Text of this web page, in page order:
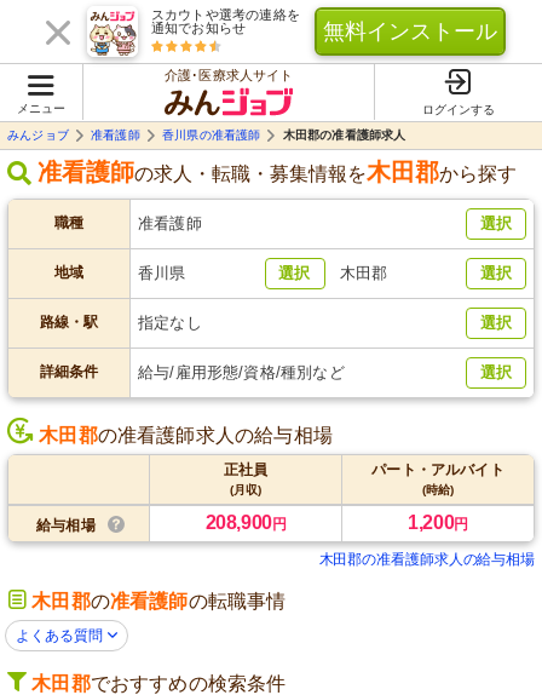
スカウトや選考の連絡を
通知でお知らせ
無料インストール
メニュー
介護･医療求人サイト
ログインする
みんジョブ
准看護師 香川県の准看護師 木田郡の准看護師求人
准看護師の求人・転職・募集情報を木田郡から探す
職種 准看護師 選択
地域 香川県 選択 木田郡 選択
路線・駅 指定なし 選択
詳細条件 給与/雇用形態/資格/種別など 選択
木田郡の准看護師求人の給与相場
正社員
(月収)
パート・アルバイト
(時給)
給与相場 208,900円 1,200円
木田郡の准看護師求人の給与相場
木田郡の准看護師の転職事情
よくある質問
木田郡でおすすめの検索条件